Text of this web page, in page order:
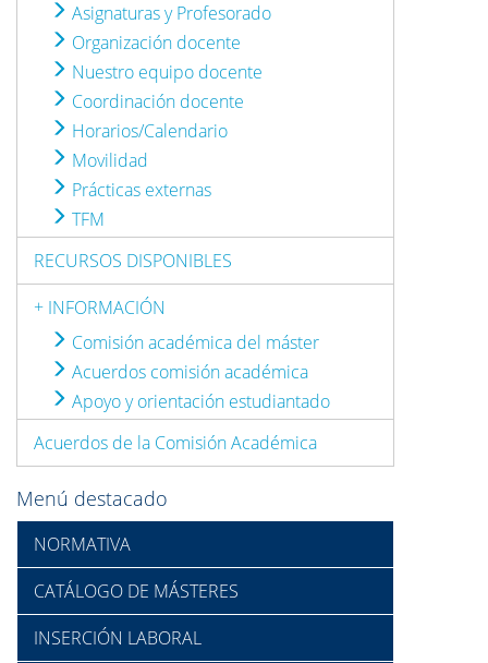
Asignaturas y Profesorado
Organización docente
Nuestro equipo docente
Coordinación docente
Horarios/Calendario
Movilidad
Prácticas externas
TFM
RECURSOS DISPONIBLES
+ INFORMACIÓN
Comisión académica del máster
Acuerdos comisión académica
Apoyo y orientación estudiantado
Acuerdos de la Comisión Académica
Menú destacado
NORMATIVA
CATÁLOGO DE MÁSTERES
INSERCIÓN LABORAL